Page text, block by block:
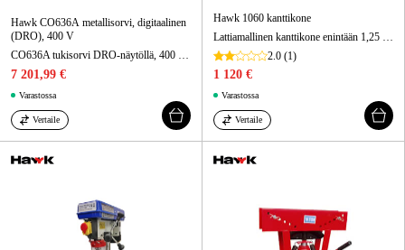
Hawk CO636A metallisorvi, digitaalinen
(DRO), 400 V
7 201,99 €
Varastossa
Vertaile
Hawk 1060 kanttikone
2.0 (1)
1 120 €
Varastossa
Vertaile